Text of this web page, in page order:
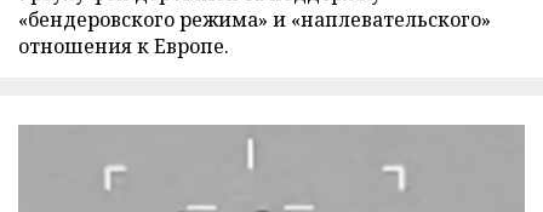
«бендеровского режима» и «наплевательского»
отношения к Европе.